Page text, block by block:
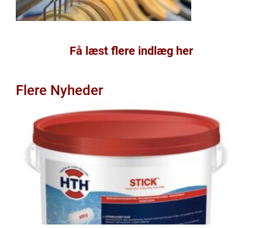
Få læst flere indlæg her
Flere Nyheder